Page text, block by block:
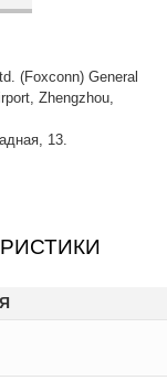
(Foxconn) General
Zhengzhou,
13.